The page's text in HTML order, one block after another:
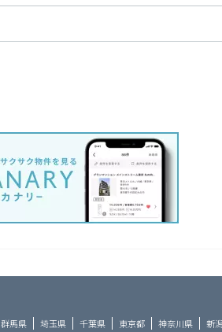
群馬県 埼玉県 千葉県 東京都 神奈川県 新